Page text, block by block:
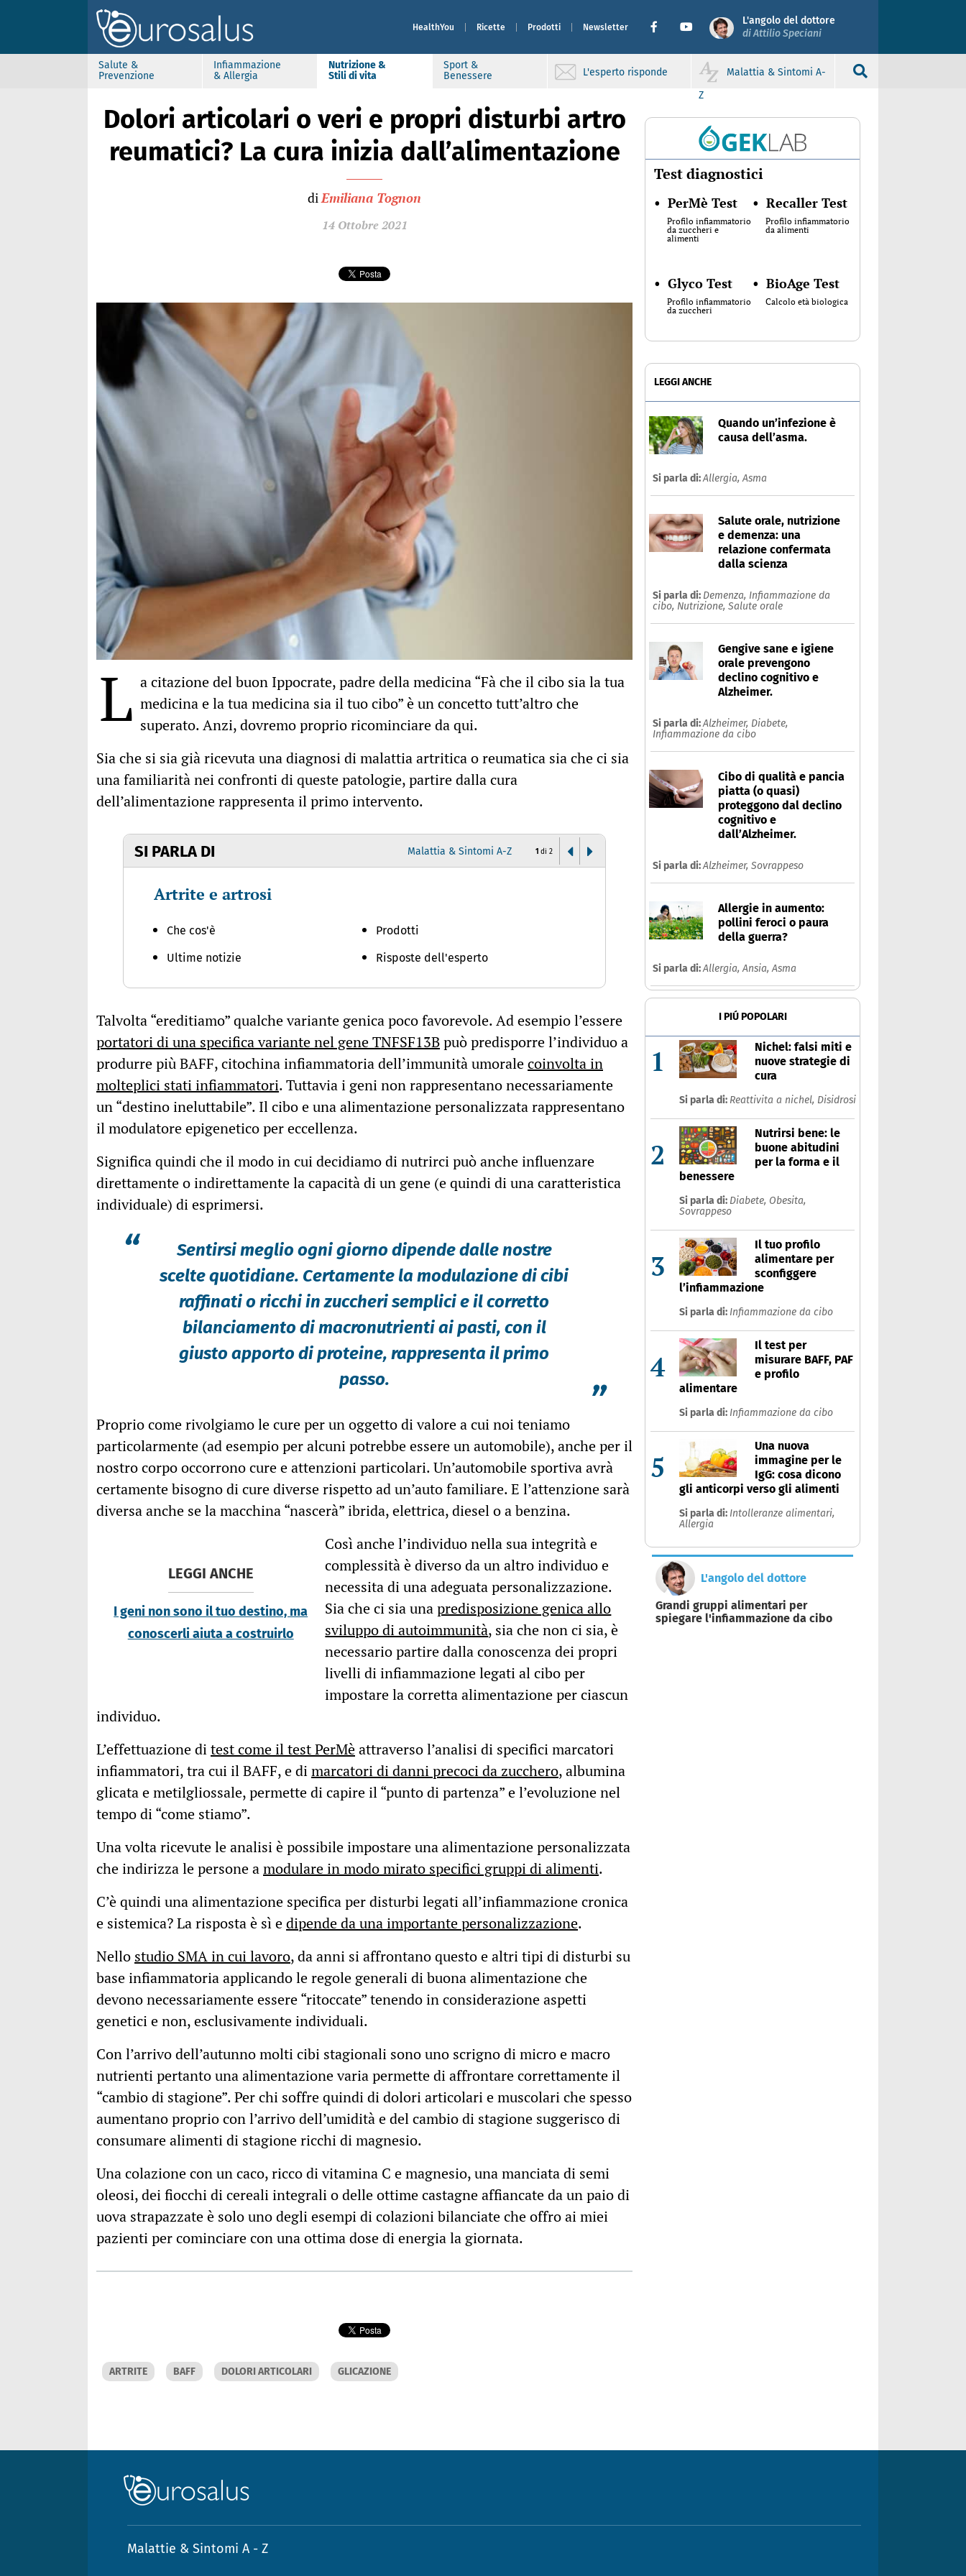
HealthYou Ricette Prodotti Newsletter
L'angolo del dottore
di Attilio Speciani
Salute &
Prevenzione
Infiammazione
& Allergia
Nutrizione &
Stili di vita
Sport &
Benessere
L'esperto risponde
Malattia & Sintomi A-
Z
Dolori articolari o veri e propri disturbi artro
reumatici? La cura inizia dall’alimentazione
diEmiliana Tognon
14 Ottobre 2021
L a citazione del buon Ippocrate, padre della medicina “Fà che il cibo sia la tua
medicina e la tua medicina sia il tuo cibo” è un concetto tutt’altro che
superato. Anzi, dovremo proprio ricominciare da qui.
Sia che si sia già ricevuta una diagnosi di malattia artritica o reumatica sia che ci sia
una familiarità nei confronti di queste patologie, partire dalla cura
dell’alimentazione rappresenta il primo intervento.
SI PARLA DI Malattia & Sintomi A-Z
Artrite e artrosi
Che cos'è
Ultime notizie
Prodotti
Risposte dell'esperto
Che cos'è
1 di 2
Talvolta “ereditiamo” qualche variante genica poco favorevole. Ad esempio l’essere
portatori di una specifica variante nel gene TNFSF13Bpuò predisporre l’individuo a
produrre più BAFF, citochina infiammatoria dell’immunità umoralecoinvolta in
molteplici stati infiammatori. Tuttavia i geni non rappresentano necessariamente
un “destino ineluttabile”. Il cibo e una alimentazione personalizzata rappresentano
il modulatore epigenetico per eccellenza.
Significa quindi che il modo in cui decidiamo di nutrirci può anche influenzare
direttamente o indirettamente la capacità di un gene (e quindi di una caratteristica
individuale) di esprimersi.
“
Sentirsi meglio ogni giorno dipende dalle nostre
scelte quotidiane. Certamente la modulazione di cibi
raffinati o ricchi in zuccheri semplici e il corretto
bilanciamento di macronutrienti ai pasti, con il
giusto apporto di proteine, rappresenta il primo
passo.
”
Proprio come rivolgiamo le cure per un oggetto di valore a cui noi teniamo
particolarmente (ad esempio per alcuni potrebbe essere un automobile), anche per il
nostro corpo occorrono cure e attenzioni particolari. Un’automobile sportiva avrà
certamente bisogno di cure diverse rispetto ad un’auto familiare. E l’attenzione sarà
diversa anche se la macchina “nascerà” ibrida, elettrica, diesel o a benzina.
LEGGI ANCHE
I geni non sono il tuo destino, ma
conoscerli aiuta a costruirlo
Così anche l’individuo nella sua integrità e
complessità è diverso da un altro individuo e
necessita di una adeguata personalizzazione.
Sia che ci sia unapredisposizione genica allo
sviluppo di autoimmunità, sia che non ci sia, è
necessario partire dalla conoscenza dei propri
livelli di infiammazione legati al cibo per
impostare la corretta alimentazione per ciascun
individuo.
L’effettuazione ditest come il test PerMèattraverso l’analisi di specifici marcatori
infiammatori, tra cui il BAFF, e dimarcatori di danni precoci da zucchero, albumina
glicata e metilgliossale, permette di capire il “punto di partenza” e l’evoluzione nel
tempo di “come stiamo”.
Una volta ricevute le analisi è possibile impostare una alimentazione personalizzata
che indirizza le persone amodulare in modo mirato specifici gruppi di alimenti.
C’è quindi una alimentazione specifica per disturbi legati all’infiammazione cronica
e sistemica? La risposta è sì edipende da una importante personalizzazione.
Nello studio SMA in cui lavoro, da anni si affrontano questo e altri tipi di disturbi su
base infiammatoria applicando le regole generali di buona alimentazione che
devono necessariamente essere “ritoccate” tenendo in considerazione aspetti
genetici e non, esclusivamente individuali.
Con l’arrivo dell’autunno molti cibi stagionali sono uno scrigno di micro e macro
nutrienti pertanto una alimentazione varia permette di affrontare correttamente il
“cambio di stagione”. Per chi soffre quindi di dolori articolari e muscolari che spesso
aumentano proprio con l’arrivo dell’umidità e del cambio di stagione suggerisco di
consumare alimenti di stagione ricchi di magnesio.
Una colazione con un caco, ricco di vitamina C e magnesio, una manciata di semi
oleosi, dei fiocchi di cereali integrali o delle ottime castagne affiancate da un paio di
uova strapazzate è solo uno degli esempi di colazioni bilanciate che offro ai miei
pazienti per cominciare con una ottima dose di energia la giornata.
ARTRITE BAFF DOLORI ARTICOLARI GLICAZIONE
Test diagnostici
• PerMè Test
Profilo infiammatorio
da zuccheri e
alimenti
• Recaller Test
Profilo infiammatorio
da alimenti
• Glyco Test
Profilo infiammatorio
da zuccheri
• BioAge Test
Calcolo età biologica
LEGGI ANCHE
Quando un’infezione è
causa dell’asma.
Si parla di:Allergia,Asma
Salute orale, nutrizione
e demenza: una
relazione confermata
dalla scienza
Si parla di: Demenza, Infiammazione da
cibo, Nutrizione, Salute orale
Gengive sane e igiene
orale prevengono
declino cognitivo e
Alzheimer.
Si parla di:Alzheimer, Diabete,
Infiammazione da cibo
Cibo di qualità e pancia
piatta (o quasi)
proteggono dal declino
cognitivo e
dall’Alzheimer.
Si parla di:Alzheimer, Sovrappeso
Allergie in aumento:
pollini feroci o paura
della guerra?
Si parla di:Allergia,Ansia,Asma
I PIÚ POPOLARI
1
Nichel: falsi miti e
nuove strategie di
cura
Si parla di: Reattivita a nichel, Disidrosi
2
Nutrirsi bene: le
buone abitudini
per la forma e il
benessere
Si parla di: Diabete, Obesita,
Sovrappeso
3
Il tuo profilo
alimentare per
sconfiggere
l’infiammazione
Si parla di: Infiammazione da cibo
4
Il test per
misurare BAFF, PAF
e profilo
alimentare
Si parla di: Infiammazione da cibo
5
Una nuova
immagine per le
IgG: cosa dicono
gli anticorpi verso gli alimenti
Si parla di: Intolleranze alimentari,
Allergia
L'angolo del dottore
Grandi gruppi alimentari per
spiegare l'infiammazione da cibo
Malattie & Sintomi A - Z